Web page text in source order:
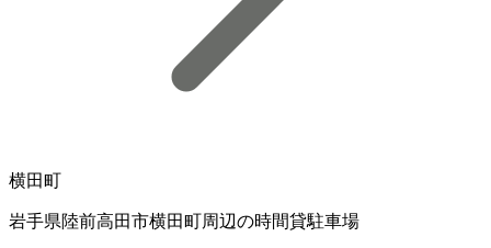
横田町
岩手県陸前高田市横田町周辺の時間貸駐車場